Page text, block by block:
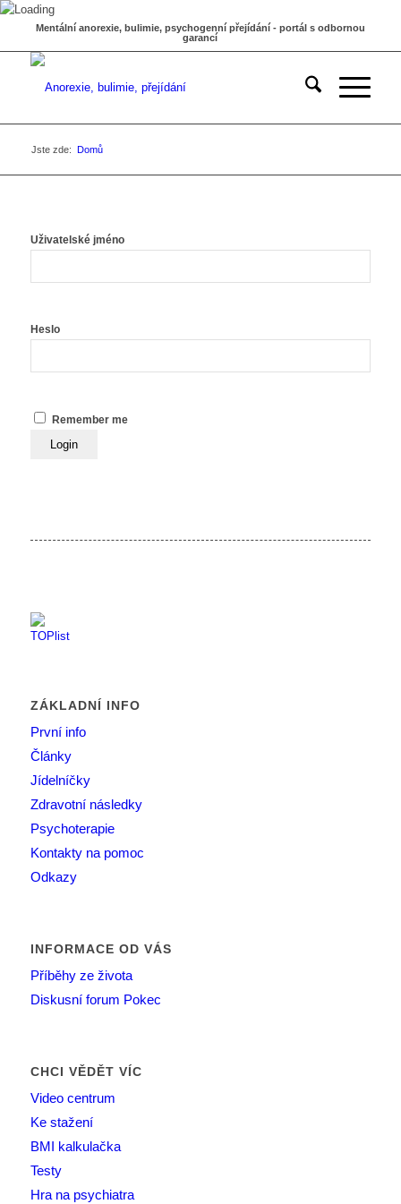
Mentální anorexie, bulimie, psychogenní přejídání - portál s odbornou
garancí
Jste zde: Domů
Uživatelské jméno
Heslo
Remember me
ZÁKLADNÍ INFO
První info
Články
Jídelníčky
Zdravotní následky
Psychoterapie
Kontakty na pomoc
Odkazy
INFORMACE OD VÁS
Příběhy ze života
Diskusní forum Pokec
CHCI VĚDĚT VÍC
Video centrum
Ke stažení
BMI kalkulačka
Testy
Hra na psychiatra